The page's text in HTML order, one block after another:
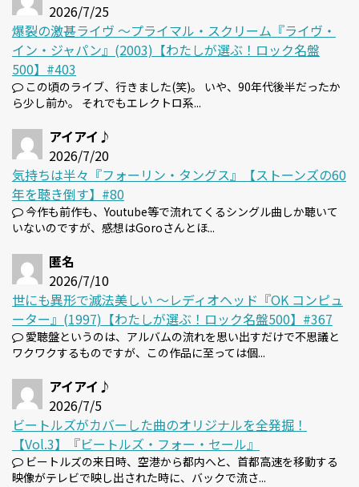
2026/7/25
爆裂の激甚ライヴ 〜プライマル・スクリーム『ライヴ・
イン・ジャパン』(2003)【わたしが選ぶ！ロック名盤
500】#403
この頃のライブ、行きました(笑)。 いや、90年代後半だったか
ら少し前か。 それでもエレクトロ系...
アイアイ♪
2026/7/20
気持ちは半々『フォーリン・タングス』【ストーンズの60
年を聴き倒す】#80
今作も前作も、Youtube等で流れてくるシングル曲しか聴いて
いないのですが、感想はGoroさんとほ...
匿名
2026/7/10
世にも異形で滅法美しい 〜レディオヘッド『OK コンピュ
ーター』(1997)【わたしが選ぶ！ロック名盤500】#367
愛聴盤というのは、アルバムの流れを思い出すだけで不思議と
ワクワクするものですが、この作品に至っては個...
アイアイ♪
2026/7/5
ビートルズがカバーした曲のオリジナルを全発掘！
【Vol.3】『ビートルズ・フォー・セール』
ビートルズの来日時、空港から都内へと、首都高速を移動する
映像がテレビで映し出された時に、バックで流さ...